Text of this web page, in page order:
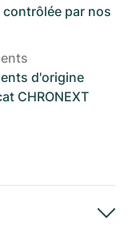
par nos
d'origine
CHRONEXT